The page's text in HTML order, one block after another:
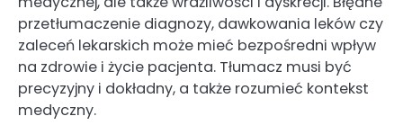
przetłumaczenie diagnozy, dawkowania leków czy
zaleceń lekarskich może mieć bezpośredni wpływ
na zdrowie i życie pacjenta. Tłumacz musi być
precyzyjny i dokładny, a także rozumieć kontekst
medyczny.